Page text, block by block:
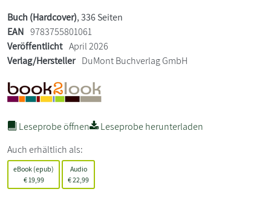
Buch (Hardcover), 336 Seiten
EAN 9783755801061
Veröffentlicht April 2026
Verlag/Hersteller DuMont Buchverlag GmbH
Leseprobe öffnen
Leseprobe herunterladen
Auch erhältlich als:
eBook (epub)
€19,99
Audio
€22,99